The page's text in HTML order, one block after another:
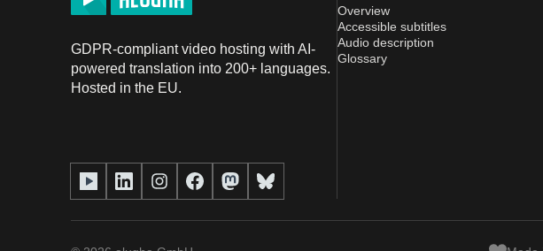
GDPR-compliant video hosting with AI-
powered translation into 200+ languages.
Hosted in the EU.
Overview
Accessible subtitles
Audio description
Glossary